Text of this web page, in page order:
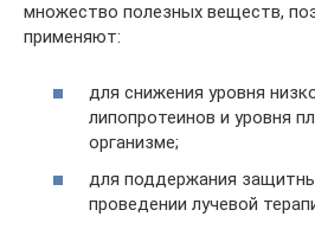
множество полезных веществ,
применяют:
для снижения уровня
липопротеинов и уровня
организме;
для поддержания
проведении лучевой